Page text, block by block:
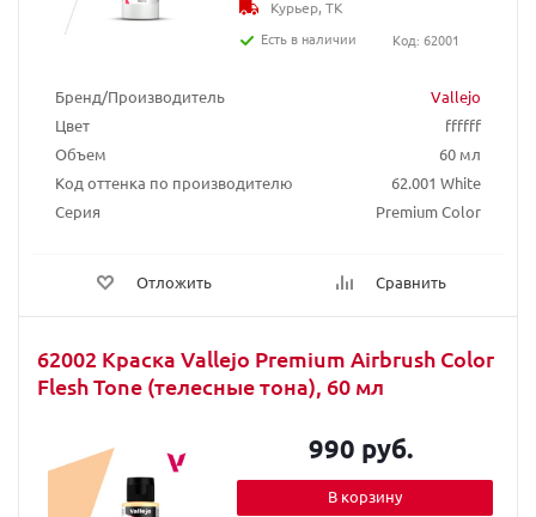
Бренд/Производитель
Vallejo
Цвет
ffffff
Объем
60 мл
Код оттенка по производителю
62.001 White
Серия
Premium Color
Отложить Сравнить
Курьер, ТК
Есть в наличии
Код: 62001
62002 Краска Vallejo Premium Airbrush Color
Flesh Tone (телесные тона), 60 мл
990 руб.
В корзину